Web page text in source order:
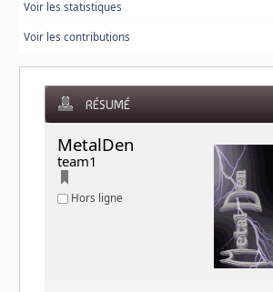
Voir les statistiques
Voir les contributions
RÉSUMÉ
MetalDen
team1
Hors ligne